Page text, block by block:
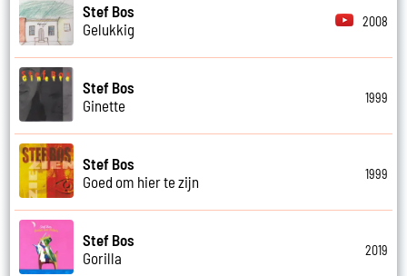
Stef Bos
Gelukkig
2008
Stef Bos
Ginette
1999
Stef Bos
Goed om hier te zijn
1999
Stef Bos
Gorilla
2019